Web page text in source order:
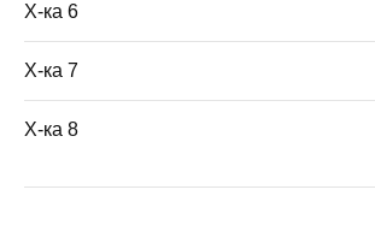
Х-ка 6
Х-ка 7
Х-ка 8